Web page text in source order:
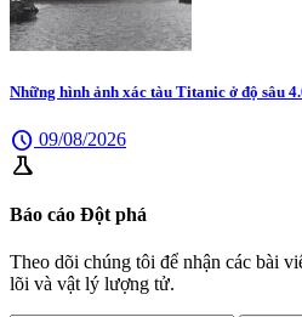
Những hình ảnh xác tàu Titanic ở độ sâu
schedule 09/08/2026
science
Báo cáo Đột phá
Theo dõi chúng tôi để nhận các bài
lõi và vật lý lượng tử.